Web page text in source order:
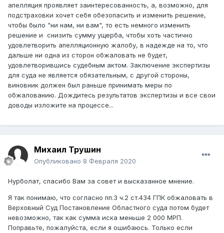
апелляция проявляет заинтересованность, а, возможно, для
подстраховки хочет себя обезопасить и изменить решение,
чтобы было "ни нам, ни вам", то есть немного изменить
решение и снизить сумму ущерба, чтобы хоть частично
удовлетворить апелляционную жалобу, в надежде на то, что
дальше ни одна из сторон обжаловать не будет,
удовлетворившись судебным актом. Заключение экспертизы
для суда не является обязательным, с другой стороны,
виновник должен был раньше принимать меры по
обжалованию. Дождитесь результатов экспертизы и все свои
доводы изложите на процессе...
Михаил Трушин
Опубликовано 8 Февраля 2020
Нурболат, спасибо Вам за совет и высказанное мнение.
Я так понимаю, что согласно пп.3 ч.2 ст.434 ГПК обжаловать в
Верховный Суд Постановление Областного суда потом будет
невозможно, так как сумма иска меньше 2 000 МРП.
Поправьте, пожалуйста, если я ошибаюсь. Только если